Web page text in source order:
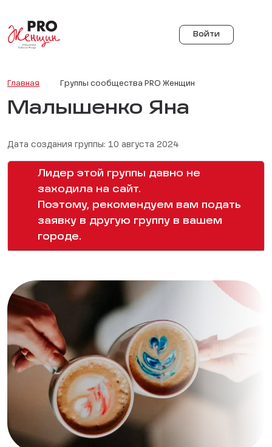
Войти
Главная Группы сообщества PRO Женщин
Малышенко Яна
Дата создания группы: 10 августа 2024
Лидер этой группы давно не
заходила на сайт.
Поэтому, рекомендуем вам подать
заявку в другую группу в вашем
городе.